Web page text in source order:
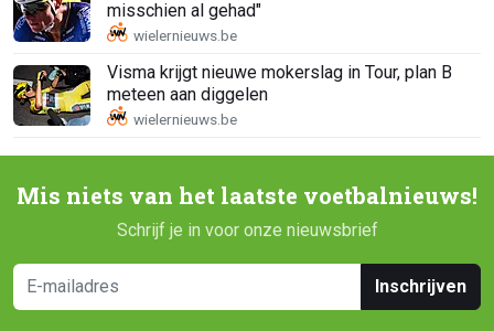
misschien al gehad"
Visma krijgt nieuwe mokerslag in Tour, plan B
meteen aan diggelen
Mis niets van het laatste voetbalnieuws!
Schrijf je in voor onze nieuwsbrief
Inschrijven